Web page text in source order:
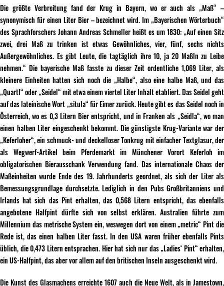
Die größte Verbreitung fand der Krug in Bayern, wo er auch als „Maß“ –
synonymisch für einen Liter Bier – bezeichnet wird. Im „Bayerischen Wörterbuch“
des Sprachforschers Johann Andreas Schmeller heißt es um 1830: „Auf einen Sitz
zwei, drei Maß zu trinken ist etwas Gewöhnliches, vier, fünf, sechs nichts
Außergewöhnliches. Es gibt Leute, die tagtäglich ihre 10, ja 20 Maßln zu Leibe
nehmen.“ Die bayerische Maß fasste zu dieser Zeit ordentliche 1,069 Liter, als
kleinere Einheiten hatten sich noch die „Halbe“, also eine halbe Maß, und das
„Quartl“ oder „Seidel“ mit etwa einem viertel Liter Inhalt etabliert. Das Seidel geht
auf das lateinische Wort „situla“ für Eimer zurück. Heute gibt es das Seidel noch in
Österreich, wo es 0,3 Litern Bier entspricht, und in Franken als „Seidla“, wo man
einen halben Liter eingeschenkt bekommt. Die günstigste Krug-Variante war der
„Keferloher“, ein schmuck- und deckelloser Tonkrug mit einfacher Textglasur, der
als Wegwerf-Artikel beim Pferdemarkt im Münchener Vorort Keferloh im
obligatorischen Bierausschank Verwendung fand. Das internationale Chaos der
Maßeinheiten wurde Ende des 19. Jahrhunderts geordnet, als sich der Liter als
Bemessungsgrundlage durchsetzte. Lediglich in den Pubs Großbritanniens und
Irlands hat sich das Pint erhalten, das 0,568 Litern entspricht, das ebenfalls
angebotene Halfpint dürfte sich von selbst erklären. Australien führte zum
Millennium das metrische System ein, weswegen dort von einem „metric“ Pint die
Rede ist, das einen halben Liter fasst. In den USA waren früher ebenfalls Pints
üblich, die 0,473 Litern entsprachen. Hier hat sich nur das „Ladies‘ Pint“ erhalten,
ein US-Halfpint, das aber vor allem auf den britischen Inseln ausgeschenkt wird.
Die Kunst des Glasmachens erreichte 1607 auch die Neue Welt, als in Jamestown,